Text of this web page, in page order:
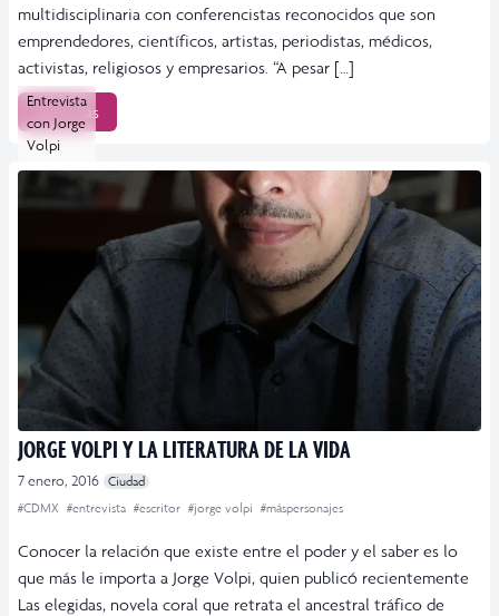
multidisciplinaria con conferencistas reconocidos que son
emprendedores, científicos, artistas, periodistas, médicos,
activistas, religiosos y empresarios. “A pesar […]
Leer más
Entrevista
con Jorge
Volpi
JORGE VOLPI Y LA LITERATURA DE LA VIDA
7 enero, 2016 Ciudad
#CDMX #entrevista #escritor #jorge volpi #máspersonajes
Conocer la relación que existe entre el poder y el saber es lo
que más le importa a Jorge Volpi, quien publicó recientemente
Las elegidas, novela coral que retrata el ancestral tráfico de